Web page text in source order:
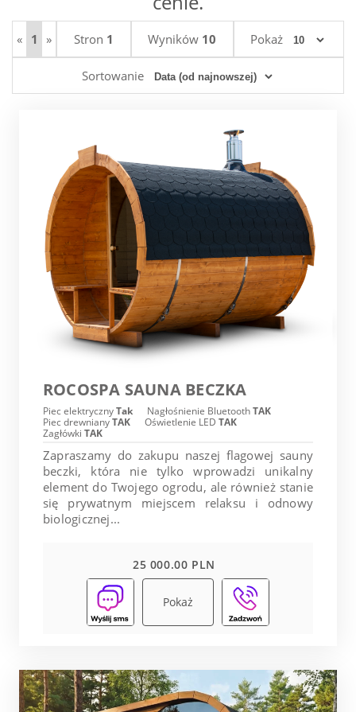
« 1 » Stron 1 Wyników 10 Pokaż
Sortowanie
ROCOSPA SAUNA BECZKA
Piec elektrycznyTak Nagłośnienie BluetoothTAK
Piec drewnianyTAK Oświetlenie LED TAK
Zagłówki TAK
Zapraszamy do zakupu naszej flagowej sauny
beczki, która nie tylko wprowadzi unikalny
element do Twojego ogrodu, ale również stanie
się prywatnym miejscem relaksu i odnowy
biologicznej...
25 000.00 PLN
Pokaż